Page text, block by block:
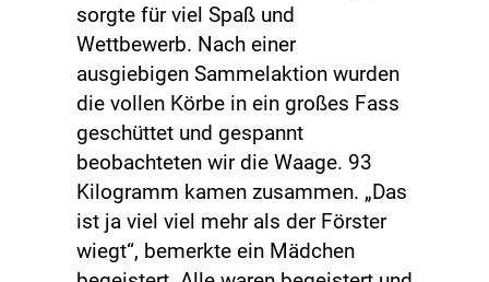
sorgte für viel Spaß und
Wettbewerb. Nach einer
ausgiebigen Sammelaktion wurden
die vollen Körbe in ein großes Fass
geschüttet und gespannt
beobachteten wir die Waage. 93
Kilogramm kamen zusammen. „Das
ist ja viel viel mehr als der Förster
wiegt“, bemerkte ein Mädchen